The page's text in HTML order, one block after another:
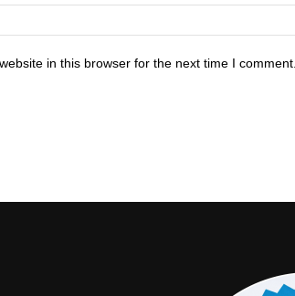
in this browser for the next time I comment.